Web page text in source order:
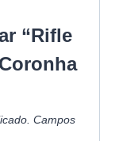
“Rifle
Campos